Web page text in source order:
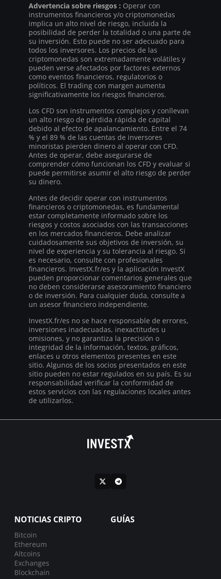
Advertencia sobre riesgos : Operar con
instrumentos financieros y/o criptomonedas
implica un alto nivel de riesgo, incluida la
posibilidad de perder la totalidad o una parte de
su inversión. Esto puede no ser adecuado para
todos los inversores. Los precios de las
criptomonedas son extremadamente volátiles y
pueden verse afectados por factores externos
como eventos financieros, regulatorios o
políticos. El trading con margen aumenta
significativamente los riesgos financieros.
Los CFD son instrumentos complejos y conllevan
un alto riesgo de pérdida rápida de capital
debido al efecto de apalancamiento. Entre el 74
% y el 89 % de las cuentas de inversores
minoristas pierden dinero al operar con CFD.
Antes de operar, debe asegurarse de
comprender cómo funcionan los CFD y evaluar si
puede permitirse asumir el alto riesgo de perder
su dinero.
Antes de decidir operar con instrumentos
financieros o criptomonedas, es fundamental
estar completamente informado sobre los
riesgos y costos asociados con las transacciones
en los mercados financieros. Debe analizar
cuidadosamente sus objetivos de inversión, su
nivel de experiencia y su tolerancia al riesgo. Si
es necesario, consulte con profesionales
financieros. InvestX.fr/es y la aplicación InvestX
pueden proporcionar comentarios generales que
no deben considerarse asesoramiento financiero
o de inversión. Para cualquier duda, consulte a
un asesor financiero independiente.
InvestX.fr/es no se hace responsable de errores,
inversiones inadecuadas, inexactitudes u
omisiones, y no garantiza la precisión o
integridad de la información, textos, gráficos,
enlaces u otros elementos presentes en este
sitio. Algunos de los socios presentados en este
sitio pueden no estar regulados en su país. Es su
responsabilidad verificar la conformidad de
estos servicios con las regulaciones locales antes
de utilizarlos.
NOTICIAS CRIPTO
Bitcoin
Ethereum
Altcoins
Exchanges
Blockchain
GUÍAS